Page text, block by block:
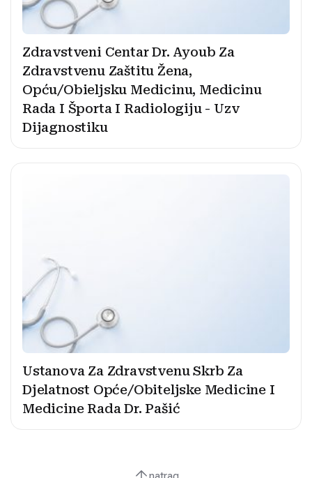
Zdravstveni Centar Dr. Ayoub Za
Zdravstvenu Zaštitu Žena,
Opću/Obieljsku Medicinu, Medicinu
Rada I Športa I Radiologiju - Uzv
Dijagnostiku
Ustanova Za Zdravstvenu Skrb Za
Djelatnost Opće/Obiteljske Medicine I
Medicine Rada Dr. Pašić